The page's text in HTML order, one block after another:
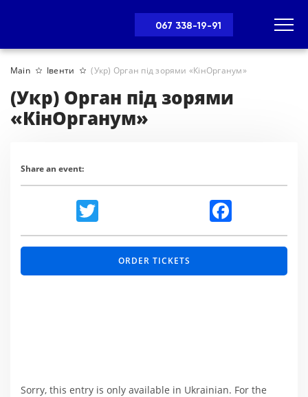
067 338-19-91
Main Івенти (Укр) Орган під зорями «КінОрганум»
(Укр) Орган під зорями
«КінОрганум»
Share an event:
Twitter Facebook
ORDER TICKETS
Sorry, this entry is only available in Ukrainian. For the